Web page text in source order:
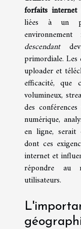
forfaits internet
liées à un
descendant
primordiale. Les
uploader et
efficacité, que
volumineux,
des
numérique,
en ligne, serait
dont ces
internet et
répondre au
utilisateurs.